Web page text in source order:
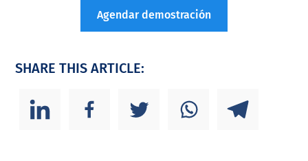
Agendar demostración
SHARE THIS ARTICLE: